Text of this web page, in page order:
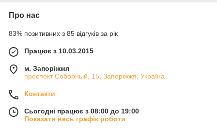
Про нас
83% позитивних з 85 відгуків за рік
Працює з 10.03.2015
м. Запоріжжя
проспект Соборный, 15, Запоріжжя, Україна
Контакти
Сьогодні працює з 08:00 до 19:00
Показати весь графік роботи